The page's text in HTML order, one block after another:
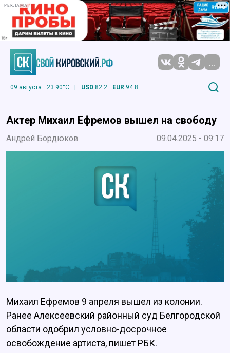
РЕКЛАМА
...
09 августа 23.90°C | USD 82.2 EUR 94.8
Актер Михаил Ефремов вышел на свободу
Андрей Бордюков 09.04.2025 - 09:17
Михаил Ефремов 9 апреля вышел из колонии.
Ранее Алексеевский районный суд Белгородской
области одобрил условно-досрочное
освобождение артиста, пишет РБК.